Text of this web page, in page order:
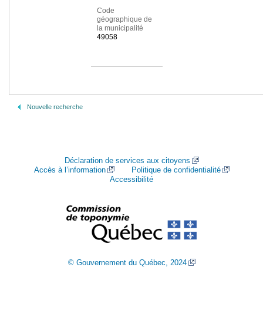
Code
géographique de
la municipalité
49058
Nouvelle recherche
Déclaration de services aux citoyens
Accès à l’information
Politique de confidentialité
Accessibilité
© Gouvernement du Québec, 2024